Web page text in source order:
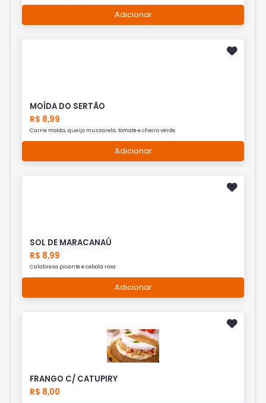
Adicionar
MOÍDA DO SERTÃO
R$ 8,99
Carne moída, queijo mussarela, tomate e cheiro verde
Adicionar
SOL DE MARACANAÚ
R$ 8,99
Calabresa picante e cebola roxa
Adicionar
FRANGO C/ CATUPIRY
R$ 8,00